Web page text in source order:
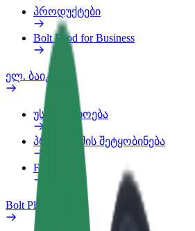
პროდუქტები
Bolt Food for Business
ელ. ბაიკი
უსაფრთხოება
პრობლემის შეტყობინება
FAQ
Bolt Plus